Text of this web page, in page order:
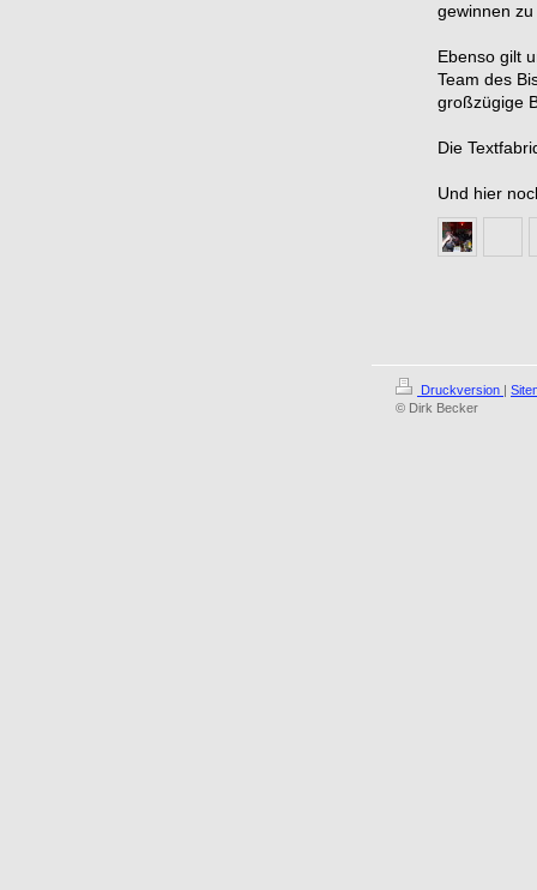
gewinnen
Ebenso gilt
Team des
großzügige
Die
Und hier
Druckversion |
© Dirk Becker